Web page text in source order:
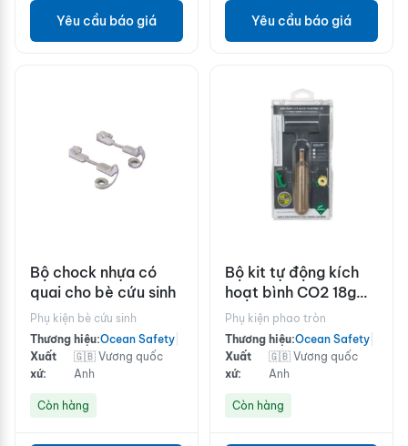
Yêu cầu báo giá Yêu cầu báo giá
Bộ chock nhựa có
quai cho bè cứu sinh
Phụ kiện bè cứu sinh
Thương hiệu:Ocean Safety
Xuất
xứ:
🇬🇧 Vương quốc
Anh
Còn hàng
Bộ kit tự động kích
hoạt bình CO2 18g
Halkey Robert
Phụ kiện phao tròn
Thương hiệu:Ocean Safety
Xuất
xứ:
🇬🇧 Vương quốc
Anh
Còn hàng